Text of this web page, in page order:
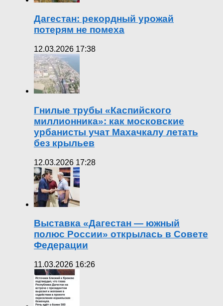
Дагестан: рекордный урожай
потерям не помеха
12.03.2026 17:38
Гнилые трубы «Каспийского
миллионника»: как московские
урбанисты учат Махачкалу летать
без крыльев
12.03.2026 17:28
Выставка «Дагестан — южный
полюс России» открылась в Совете
Федерации
11.03.2026 16:26